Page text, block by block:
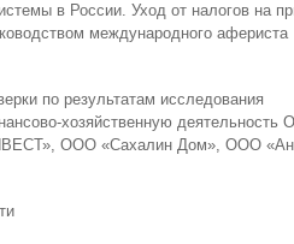
в России. Уход от налогов на
международного
по результатам исследования
хозяйственную деятельность
ООО «Сахалин Дом», ООО